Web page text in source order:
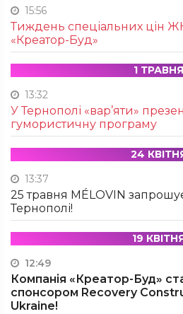
15:56
Тиждень спеціальних цін
«Креатор-Буд»
1 ТРАВНЯ
13:32
У Тернополі «вар’яти»
гумористичну програму
24
13:37
25 травня MÉLOVIN
Тернополі!
19
12:49
Компанія «Креатор-Буд»
спонсором Recovery
Ukraine!